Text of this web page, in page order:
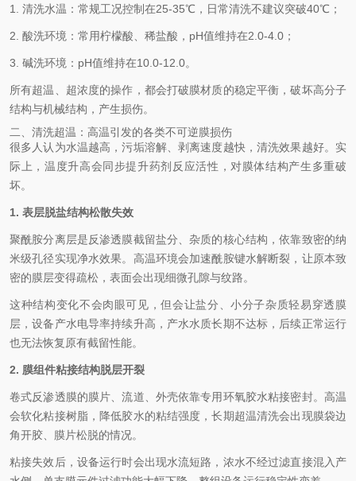
1. 清洗水温：常规工况控制在25-35℃，日常清洗不建议突破40℃；
2. 酸洗环境：常用柠檬酸、稀盐酸，pH值维持在2.0-4.0；
3. 碱洗环境：pH值维持在10.0-12.0。
所有超温、超浓度的操作，都会打破膜材质的稳定平衡，破坏高分子
结构与机械结构，产生损伤。
二、清洗超温：高温引发的各类不可逆膜损伤
很多人认为水温越高，污垢溶解、剥离速度越快，清洗效果越好。实
际上，温度升高会同步提升药剂反应活性，对膜体结构产生多重破
坏。
1. 表层脱盐结构松散失效
聚酰胺分离层是反渗透膜截留盐分、杂质的核心结构，依靠致密的纳
米级孔径实现净水效果。高温环境会加速酰胺键水解断裂，让原本致
密的膜层变得疏松，表面会出现细微孔隙与纹路。
这种结构变化不会肉眼可见，但会让盐分、小分子杂质轻易穿透膜
层，设备产水电导率持续升高，产水水质长期不达标，后续正常运行
也无法恢复原有截留性能。
2. 膜组件粘接结构脱层开裂
卷式反渗透膜的膜片、流道、外壳依靠专用环氧胶水粘接密封。高温
会软化粘接树脂，降低胶水的粘结强度，长期超温清洗会出现膜袋边
角开胶、膜片松脱的情况。
粘接失效后，设备运行时会出现水流短路，浓水不经过滤直接混入产